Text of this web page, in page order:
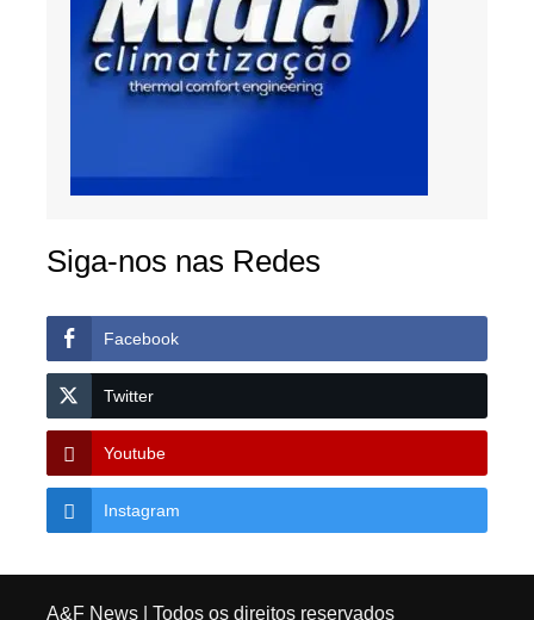
Siga-nos nas Redes
Facebook
Twitter
Youtube
Instagram
A&F News| Todos os direitos reservados